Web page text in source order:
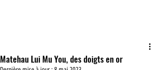
Matehau Lui Mu You, des doigts en or